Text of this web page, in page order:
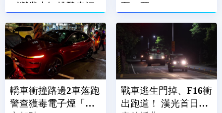
《營業中》挑戰幸福
至17死
轎車衝撞路邊2車落跑
警查獲毒電子煙「鎖
戰車逃生門掉、F16衝
出跑道！ 漢光首日爆